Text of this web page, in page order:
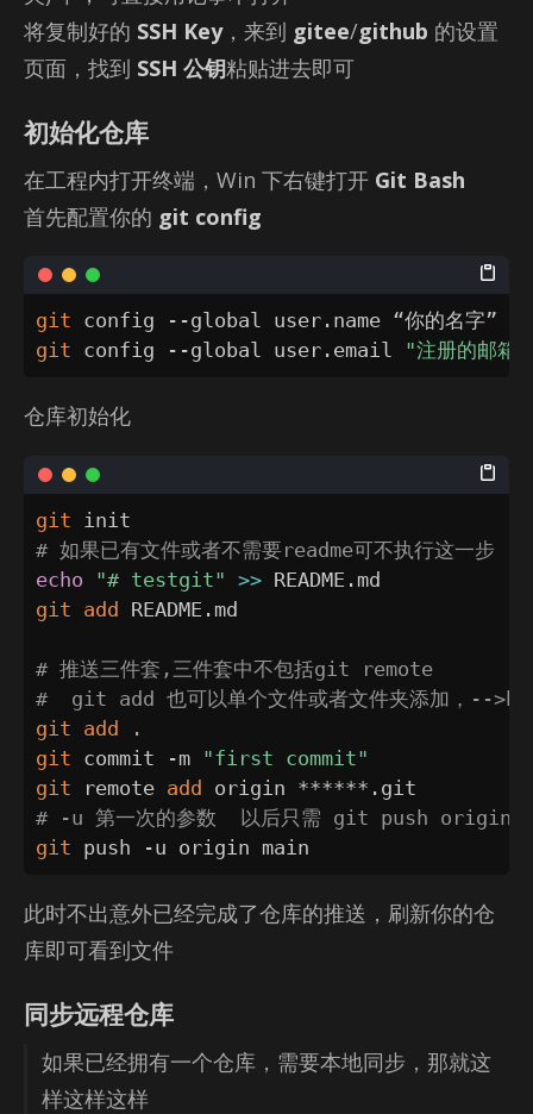
将复制好的 SSH Key，来到 gitee/github 的设置
页面，找到 SSH 公钥粘贴进去即可
初始化仓库
在工程内打开终端，Win 下右键打开 Git Bash
首先配置你的 git config
git
git config --global user.email "注册的邮箱"
仓库初始化
git
# 如果已有文件或者不需要readme可不执行这一步
echo
"# testgit" >>
git add README.md
# 推送三件套,三件套中不包括git remote
#  git add 也可以单个文件或者文件夹添加，--
git add
.
git commit -m "first commit"
git remote add
# -u 第一次的参数  以后只需 git push origin
git push -u origin main
此时不出意外已经完成了仓库的推送，刷新你的仓
库即可看到文件
同步远程仓库
如果已经拥有一个仓库，需要本地同步，那就这
样这样这样